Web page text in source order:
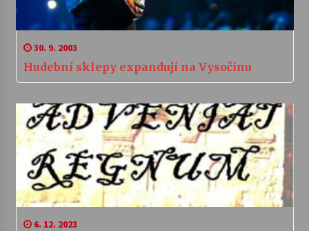
30. 9. 2003
Hudební sklepy expandují na Vysočinu
6. 12. 2023